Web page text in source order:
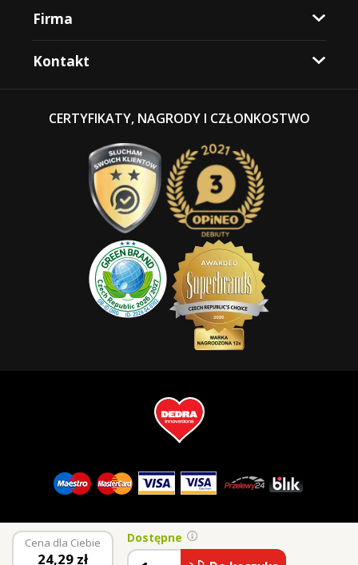
Cena dla Ciebie
24,29 zł
Dostępne
Firma
Kontakt
CERTYFIKATY, NAGRODY I CZŁONKOSTWO